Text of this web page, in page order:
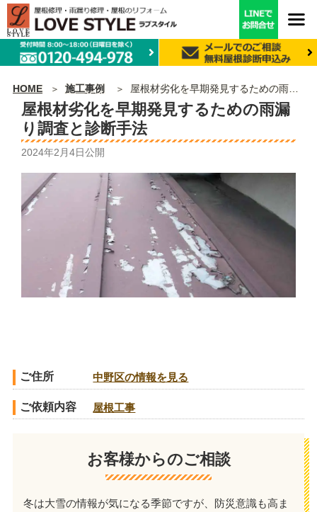
HOME 施工事例 屋根材劣化を早期発見するための雨漏り調査と診断手法
屋根材劣化を早期発見するための雨漏
り調査と診断手法
2024年2月4日公開
ご住所 中野区の情報を見る
ご依頼内容 屋根工事
お客様からのご相談
冬は大雪の情報が気になる季節ですが、防災意識も高ま